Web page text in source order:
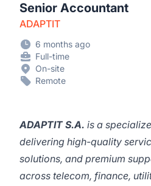
Senior Accountant
ADAPTIT
6 months ago
Full-time
On-site
Remote
ADAPTIT S.A. is a
delivering high-quality
solutions, and premium
across telecom, finance,